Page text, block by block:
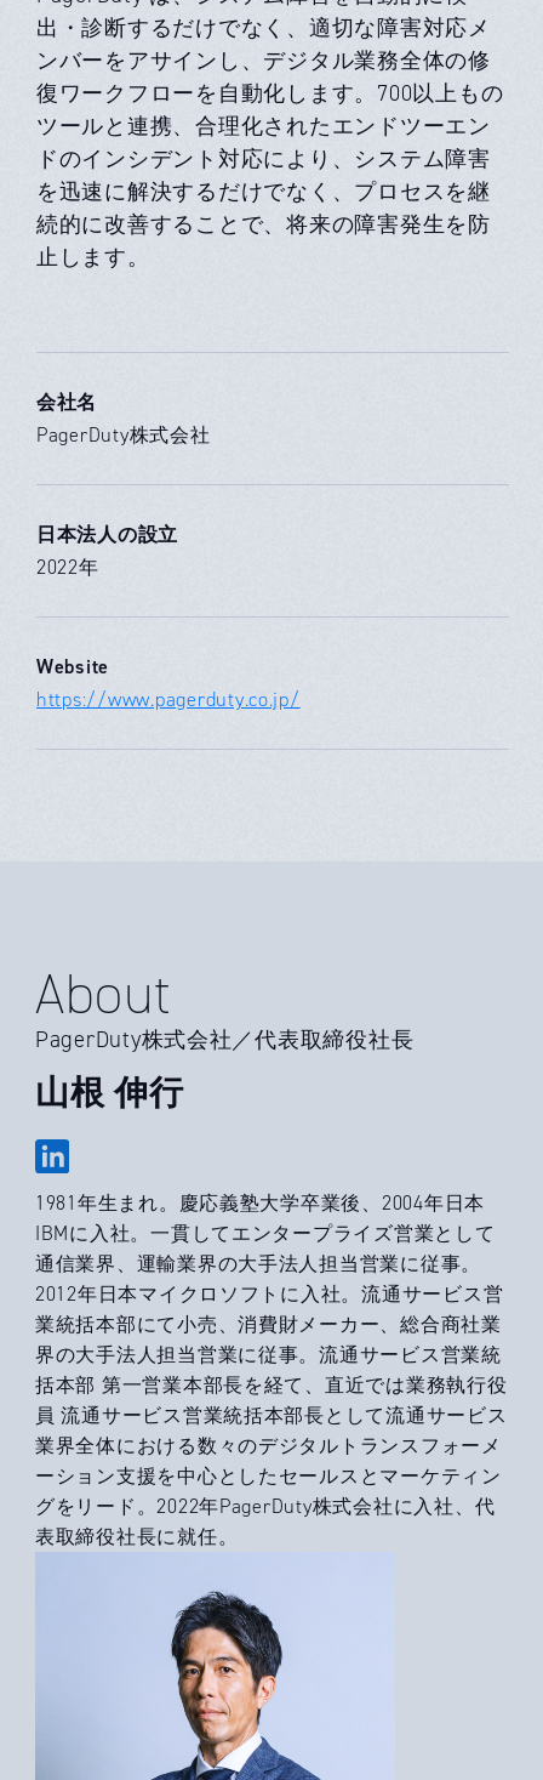
出・診断するだけでなく、適切な障害対応メ
ンバーをアサインし、デジタル業務全体の修
復ワークフローを自動化します。700以上もの
ツールと連携、合理化されたエンドツーエン
ドのインシデント対応により、システム障害
を迅速に解決するだけでなく、プロセスを継
続的に改善することで、将来の障害発生を防
止します。
会社名
PagerDuty株式会社
日本法人の設立
2022年
Website
https://www.pagerduty.co.jp/
About
PagerDuty株式会社／代表取締役社長
​​山根 伸行
1981年生まれ。慶応義塾大学卒業後、2004年日本
IBMに入社。一貫してエンタープライズ営業として
通信業界、運輸業界の大手法人担当営業に従事。
2012年日本マイクロソフトに入社。流通サービス営
業統括本部にて小売、消費財メーカー、総合商社業
界の大手法人担当営業に従事。流通サービス営業統
括本部 第一営業本部長を経て、直近では業務執行役
員 流通サービス営業統括本部長として流通サービス
業界全体における数々のデジタルトランスフォーメ
ーション支援を中心としたセールスとマーケティン
グをリード。2022年PagerDuty株式会社に入社、代
表取締役社長に就任。​​